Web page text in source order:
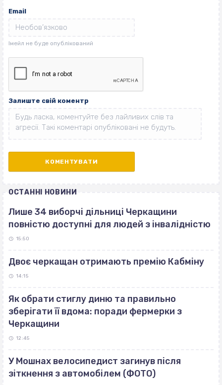
Email
Залиште свій коментр
ОСТАННІ НОВИНИ
Лише 34 виборчі дільниці Черкащини
повністю доступні для людей з інвалідністю
15:50
Двоє черкащан отримають премію Кабміну
14:15
Як обрати стиглу диню та правильно
зберігати її вдома: поради фермерки з
Черкащини
12:45
У Мошнах велосипедист загинув після
зіткнення з автомобілем (ФОТО)